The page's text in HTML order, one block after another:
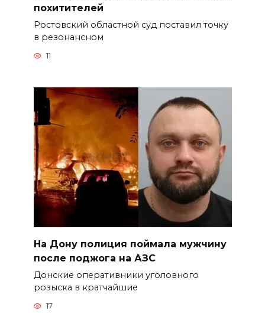
похитителей
Ростовский областной суд поставил точку
в резонансном
11
На Дону полиция поймала мужчину
после поджога на АЗС
Донские оперативники уголовного
розыска в кратчайшие
17